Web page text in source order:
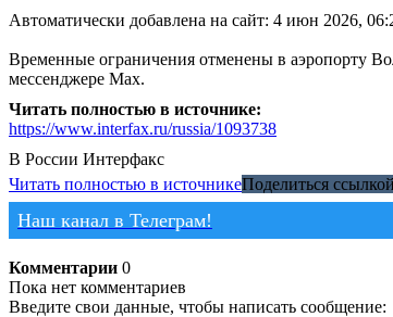
Автоматически добавлена на сайт: 4 июн 2026,
Временные ограничения отменены в аэропорту
мессенджере Мах.
Читать полностью в источнике:
https://www.interfax.ru/russia/1093738
В России Интерфакс
Читать полностью в источникеПоделиться ссылкой
Наш канал в Телеграм!
Комментарии 0
Пока нет комментариев
Введите свои данные, чтобы написать сообщение: